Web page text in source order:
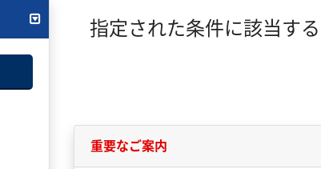
指定された条件に該当す
重要なご案内